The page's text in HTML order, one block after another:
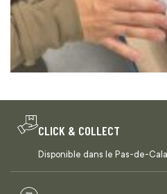
CLICK & COLLECT
Disponible dans le Pas-de-